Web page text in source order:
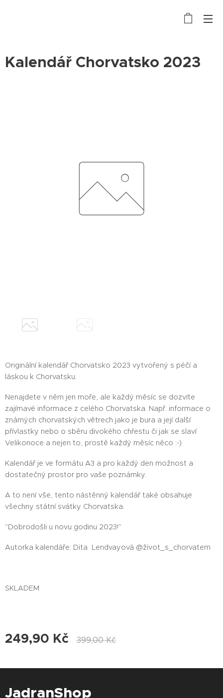
Kalendář Chorvatsko 2023
Originální kalendář Chorvatsko 2023 vytvořený s péčí a
láskou k Chorvatsku.
Nenajdete v něm jen moře, ale každý měsíc se dozvíte
zajímavé informace z celého Chorvatska. Např. informace o
známých chorvatských větrech jako je bura a její další
přívlastky nebo o sběru divokého chřestu či jak se slaví
Velikonoce a nejen to, prostě každý měsíc něco :-)
Kalendář je ve formátu A3 a pro každý den možnost a
dostatečný prostor pro vaše poznámky.
A to není vše, tento nástěnný kalendář také obsahuje
všechny státní svátky Chorvatska.
"Dobrodošli u novu godinu 2023!"
Autorka kalendáře: Dita Lendvayová @život_s_chorvatem
SKLADEM
249,90 Kč 399,00Kč
JadranShop